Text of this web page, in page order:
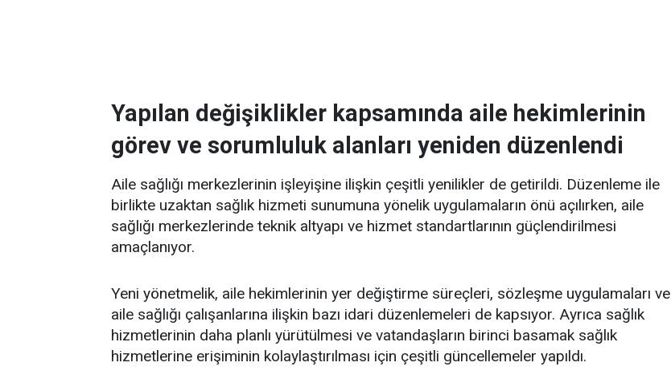
Yapılan değişiklikler kapsamında aile hekimlerinin
görev ve sorumluluk alanları yeniden düzenlendi
Aile sağlığı merkezlerinin işleyişine ilişkin çeşitli yenilikler de getirildi. Düzenleme ile
birlikte uzaktan sağlık hizmeti sunumuna yönelik uygulamaların önü açılırken, aile
sağlığı merkezlerinde teknik altyapı ve hizmet standartlarının güçlendirilmesi
amaçlanıyor.
Yeni yönetmelik, aile hekimlerinin yer değiştirme süreçleri, sözleşme uygulamaları ve
aile sağlığı çalışanlarına ilişkin bazı idari düzenlemeleri de kapsıyor. Ayrıca sağlık
hizmetlerinin daha planlı yürütülmesi ve vatandaşların birinci basamak sağlık
hizmetlerine erişiminin kolaylaştırılması için çeşitli güncellemeler yapıldı.